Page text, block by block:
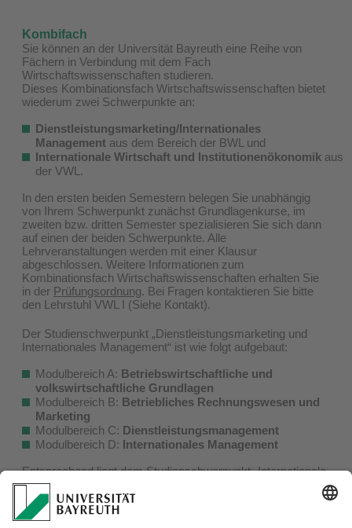
Kombifach
Sie können an der Universität Bayreuth eine Reihe von
Fächern in Verbindung mit dem Fach
Wirtschaftswissenschaften studieren.
Dieses Kombinationsfach Wirtschaftswissenschaften bietet
wiederum zwei Schwerpunkte an:
Dienstleistungsmarketing/Internationales
Management aus dem Bereich der BWL und
Internationale Wirtschaft und Institutionenökonomik aus
der VWL.
In den ersten beiden Semestern belegen Sie unabhängig
von Ihrem Schwerpunkt zunächst Grundlagenkurse, im
zweiten bzw. dritten Semester spezialisieren Sie sich dann
auf einen der beiden Schwerpunkte. Alle
Lehrveranstaltungen werden mit einer Klausur
abgeschlossen. Weitere Informationen zum
Kombinationsfach Wirtschaftswissenschaften erhalten Sie
in der Prüfungsordnung. Bei Fragen kontaktieren Sie bitte
den Lehrstuhl VWL I (Siehe Kontakt).
Der Studienschwerpunkt „Dienstleistungsmarketing und
Internationales Management“ ist wie folgt aufgebaut:
Modulbereich A: Betriebswirtschaftliche und
volkswirtschaftliche Grundlagen
Modulbereich B: Betriebliches Rechnungswesen und
Marketing
Modulbereich C: Dienstleistungsmanagement
Modulbereich D: Internationales Management
Entsprechend liegt dem Studienschwerpunkt „Internationale
Wirtschaft und Institutionenökonomik“ die folgende
Modulstruktur zu Grunde:
Modulbereich A: